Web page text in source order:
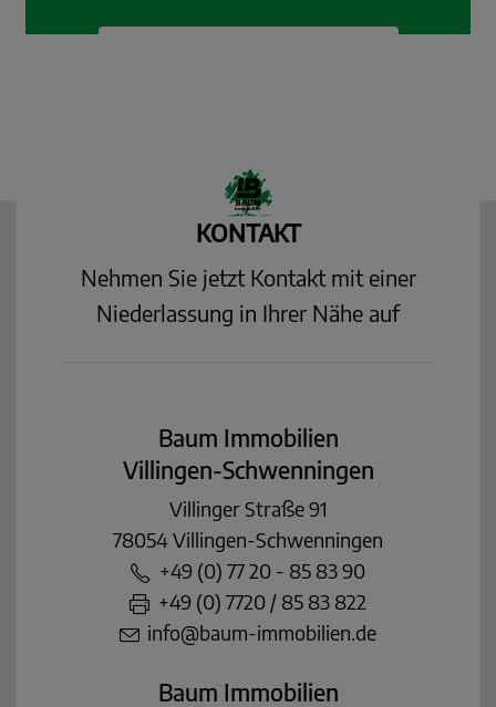
KONTAKT
Nehmen Sie jetzt Kontakt mit einer
Niederlassung in Ihrer Nähe auf
Baum Immobilien
Villingen-Schwenningen
Villinger Straße 91
78054 Villingen-Schwenningen
+49 (0) 77 20 - 85 83 90
+49 (0) 7720 / 85 83 822
info@baum-immobilien.de
Baum Immobilien